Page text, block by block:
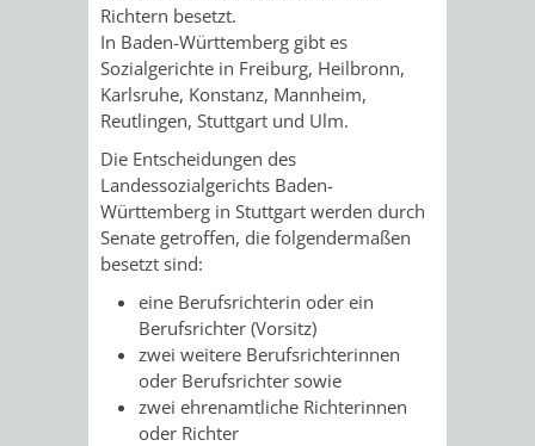
DES
OFFENEN
DENKMALS
LIEGENSCHAFTEN
ABWASSERBESEITIGUNG
ERSCHLIESSUNGSBEITRAG
ANTRAGSVERFAHREN
VERMIETE
DOCH
AN
DEINE
DENKMALSCHUTZ
BÄDER(PLANUNG
UND
Richtern besetzt.
In Baden-Württemberg gibt es
Sozialgerichte in Freiburg, Heilbronn,
Karlsruhe, Konstanz, Mannheim,
Reutlingen, Stuttgart und Ulm.
Die Entscheidungen des
Landessozialgerichts Baden-
Württemberg in Stuttgart werden durch
Senate getroffen, die folgendermaßen
besetzt sind:
eine Berufsrichterin oder ein
Berufsrichter (Vorsitz)
zwei weitere Berufsrichterinnen
oder Berufsrichter sowie
zwei ehrenamtliche Richterinnen
oder Richter